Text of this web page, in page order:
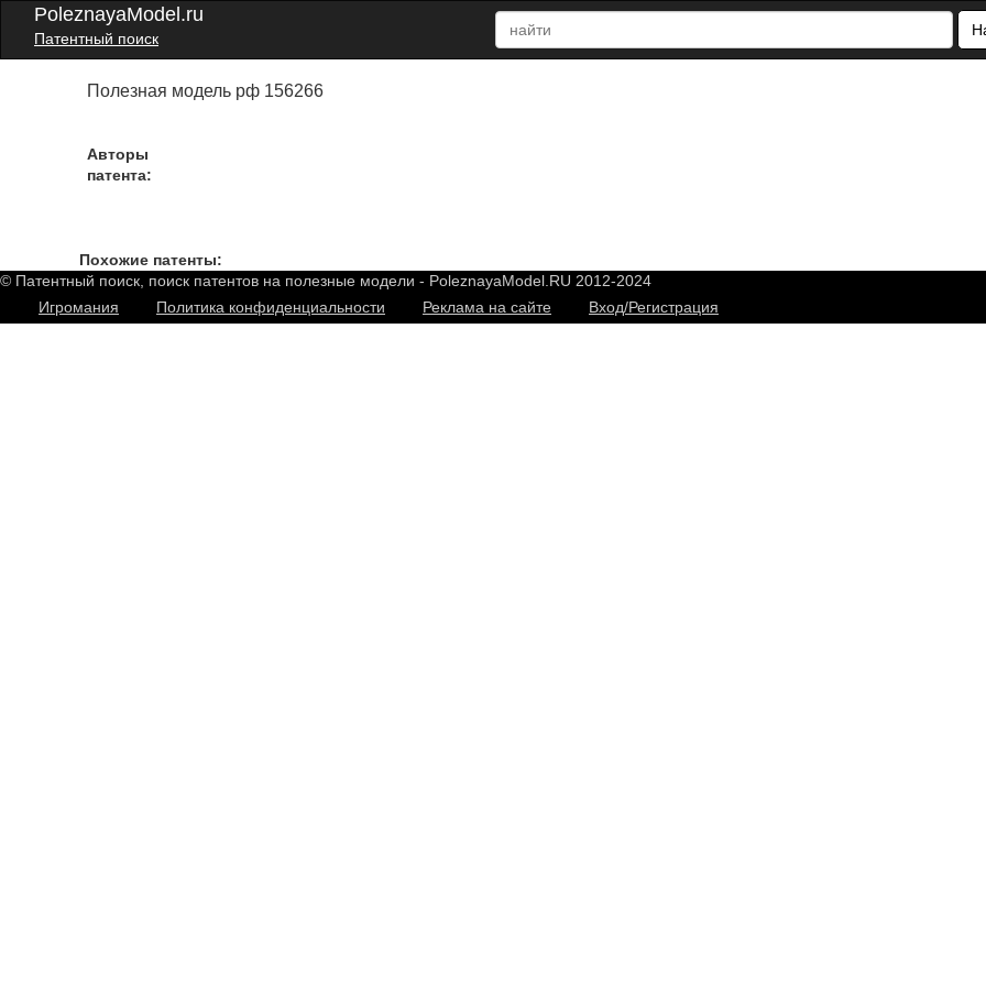
PoleznayaModel.ru
Патентный поиск
Полезная модель рф 156266
Авторы
патента:
Похожие патенты:
© Патентный поиск, поиск патентов на полезные модели - PoleznayaModel.RU 2012-2024
Игромания
Политика конфиденциальности Реклама на сайте Вход/Регистрация